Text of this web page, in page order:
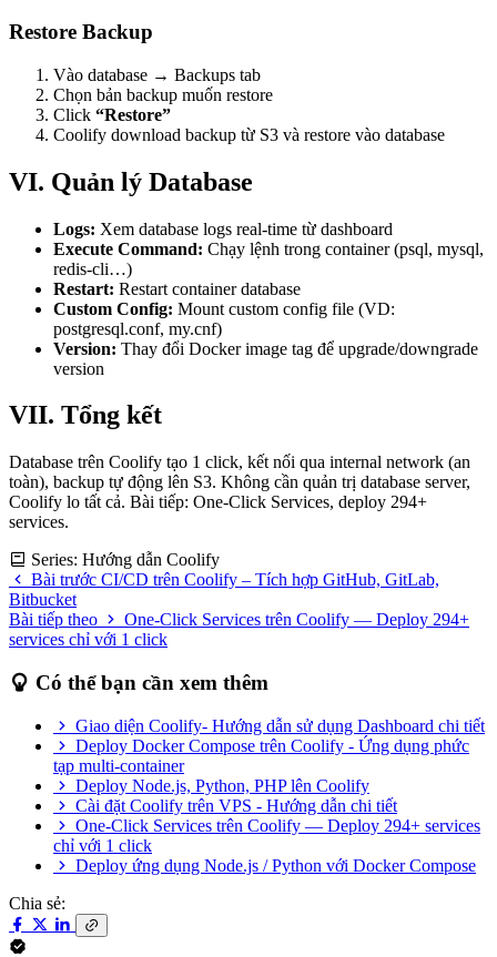
Restore Backup
Vào database → Backups tab
Chọn bản backup muốn restore
Click “Restore”
Coolify download backup từ S3 và restore vào database
VI. Quản lý Database
Logs: Xem database logs real-time từ dashboard
Execute Command: Chạy lệnh trong container (psql, mysql,
redis-cli…)
Restart: Restart container database
Custom Config: Mount custom config file (VD:
postgresql.conf, my.cnf)
Version: Thay đổi Docker image tag để upgrade/downgrade
version
VII. Tổng kết
Database trên Coolify tạo 1 click, kết nối qua internal network (an
toàn), backup tự động lên S3. Không cần quản trị database server,
Coolify lo tất cả. Bài tiếp: One-Click Services, deploy 294+
services.
Series: Hướng dẫn Coolify
Bài trước CI/CD trên Coolify – Tích hợp GitHub, GitLab,
Bitbucket
Bài tiếp theo
One-Click Services trên Coolify — Deploy 294+
services chỉ với 1 click
Có thể bạn cần xem thêm
Giao diện Coolify- Hướng dẫn sử dụng Dashboard chi tiết
Deploy Docker Compose trên Coolify - Ứng dụng phức
tạp multi-container
Deploy Node.js, Python, PHP lên Coolify
Cài đặt Coolify trên VPS - Hướng dẫn chi tiết
One-Click Services trên Coolify — Deploy 294+ services
chỉ với 1 click
Deploy ứng dụng Node.js / Python với Docker Compose
Chia sẻ: